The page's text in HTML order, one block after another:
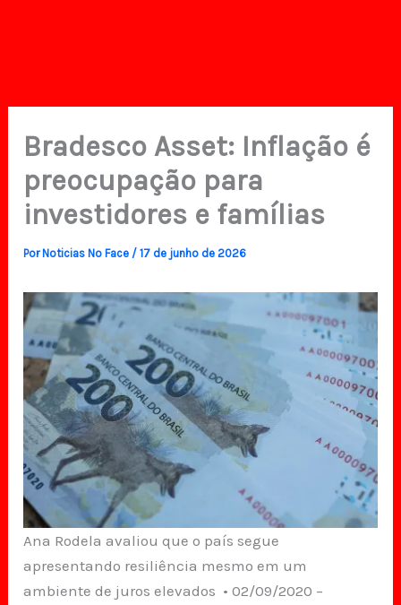
Bradesco Asset: Inflação é
preocupação para
investidores e famílias
PorNoticias No Face /17 de junho de 2026
Ana Rodela avaliou que o país segue
apresentando resiliência mesmo em um
ambiente de juros elevados • 02/09/2020 –